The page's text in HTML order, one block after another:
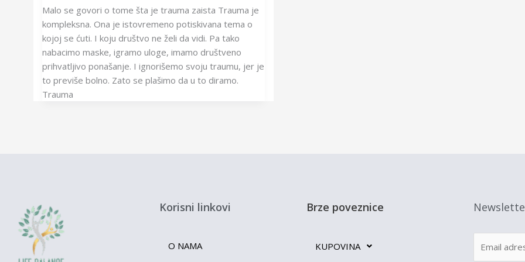
Malo se govori o tome šta je trauma zaista Trauma je
kompleksna. Ona je istovremeno potiskivana tema o
kojoj se ćuti. I koju društvo ne želi da vidi. Pa tako
nabacimo maske, igramo uloge, imamo društveno
prihvatljivo ponašanje. I ignorišemo svoju traumu, jer je
to previše bolno. Zato se plašimo da u to diramo.
Trauma
Korisni linkovi
O NAMA
Brze poveznice
KUPOVINA